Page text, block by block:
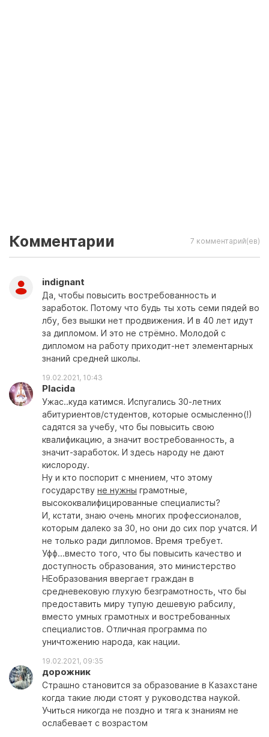
Комментарии 7 комментарий(ев)
indignant
Да, чтобы повысить востребованность и
заработок. Потому что будь ты хоть семи пядей во
лбу, без вышки нет продвижения. И в 40 лет идут
за дипломом. И это не стрёмно. Молодой с
дипломом на работу приходит-нет элементарных
знаний средней школы.
19.02.2021, 10:43
Placida
Ужас..куда катимся. Испугались 30-летних
абитуриентов/студентов, которые осмысленно(!)
садятся за учебу, что бы повысить свою
квалификацию, а значит востребованность, а
значит-заработок. И здесь народу не дают
кислороду.
Ну и кто поспорит с мнением, что этому
государству не нужны грамотные,
высококвалифицированные специалисты?
И, кстати, знаю очень многих профессионалов,
которым далеко за 30, но они до сих пор учатся. И
не только ради дипломов. Время требует.
Уфф...вместо того, что бы повысить качество и
доступность образования, это министерство
НЕобразования ввергает граждан в
средневековую глухую безграмотность, что бы
предоставить миру тупую дешевую рабсилу,
вместо умных грамотных и востребованных
специалистов. Отличная программа по
уничтожению народа, как нации.
19.02.2021, 09:35
дорожник
Страшно становится за образование в Казахстане
когда такие люди стоят у руководства наукой.
Учиться никогда не поздно и тяга к знаниям не
ослабевает с возрастом